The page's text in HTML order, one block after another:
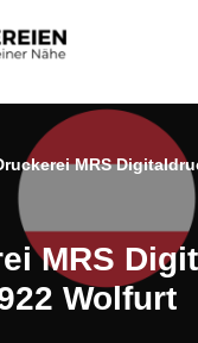
MRS
MRS
Wolfurt